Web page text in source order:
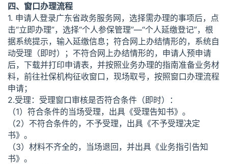
四、窗口办理流程
1. 申请人登录广东省政务服务网，选择需办理的事项后，点
击“立即办理”，选择“个人参保管理”—“个人延缴登记”，根
据系统提示，输入延缴信息；符合网上办结情形的，系统自
动受理（即时）；不符合网上办结情形的，申请人预申请
后，下载并打印申请表，并按照业务办理的指南准备业务材
料，前往社保机构征收窗口，现场取号，按照窗口办理流程
申请；
2.受理：受理窗口审核是否符合条件（即时）：
（1）符合条件的当场受理，出具《受理告知书》。
（2）不符合条件的，不予受理，出具《不予受理决定
书》。
（3）材料不齐全的，当场退回，并出具《业务指引告知
书》。